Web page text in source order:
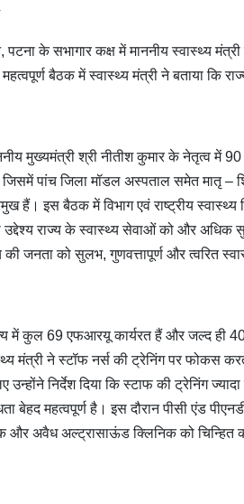
पटना के सभागार कक्ष में माननीय स्वास्थ्य
बैठक में स्वास्थ्य मंत्री ने बताया कि
मुख्यमंत्री श्री नीतीश कुमार के नेतृत्व में
जिसमें पांच जिला मॉडल अस्पताल समेत मातृ –
हैं। इस बैठक में विभाग एवं राष्ट्रीय स्वास्थ्य
राज्य के स्वास्थ्य सेवाओं को और अधिक
की जनता को सुलभ, गुणवत्तापूर्ण और त्वरित
में कुल 69 एफआरयू कार्यरत हैं और जल्द ही
मंत्री ने स्टॉफ नर्स की ट्रेनिंग पर फोकस
निर्देश दिया कि स्टाफ की ट्रेनिंग
बेहद महत्वपूर्ण है। इस दौरान पीसी एंड
और अवैध अल्ट्रासाऊंड क्लिनिक को चिन्हित